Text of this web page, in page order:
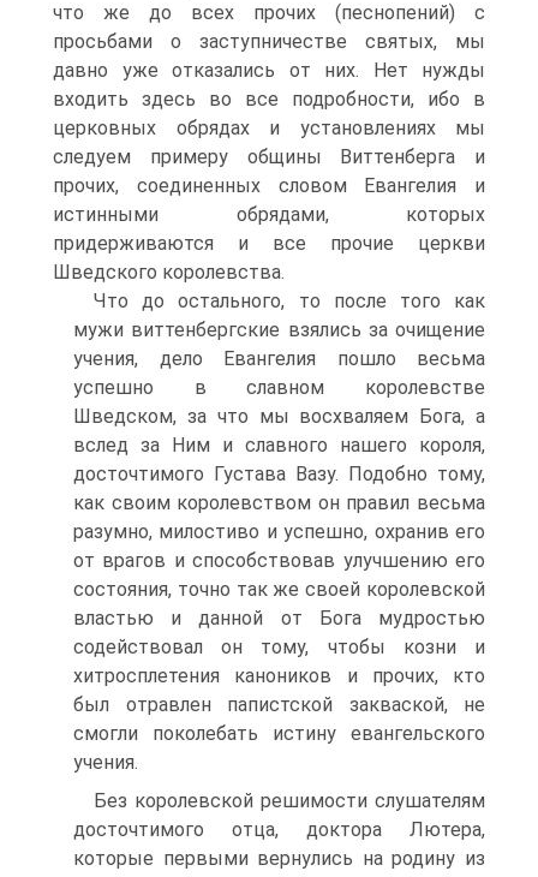
что же до всех прочих (песнопений) с
просьбами о заступничестве святых, мы
давно уже отказались от них. Нет нужды
входить здесь во все подробности, ибо в
церковных обрядах и установлениях мы
следуем примеру общины Виттенберга и
прочих, соединенных словом Евангелия и
истинными обрядами, которых
придерживаются и все прочие церкви
Шведского королевства.
Что до остального, то после того как
мужи виттенбергские взялись за очищение
учения, дело Евангелия пошло весьма
успешно в славном королевстве
Шведском, за что мы восхваляем Бога, а
вслед за Ним и славного нашего короля,
досточтимого Густава Вазу. Подобно тому,
как своим королевством он правил весьма
разумно, милостиво и успешно, охранив его
от врагов и способствовав улучшению его
состояния, точно так же своей королевской
властью и данной от Бога мудростью
содействовал он тому, чтобы козни и
хитросплетения каноников и прочих, кто
был отравлен папистской закваской, не
смогли поколебать истину евангельского
учения.
Без королевской решимости слушателям
досточтимого отца, доктора Лютера,
которые первыми вернулись на родину из